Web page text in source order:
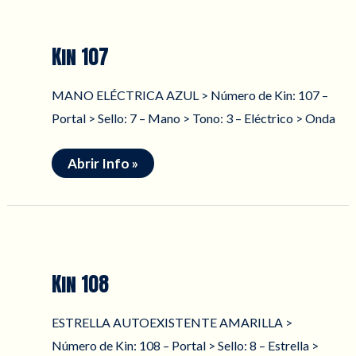
Kin 107
MANO ELÉCTRICA AZUL > Número de Kin: 107 –
Portal > Sello: 7 – Mano > Tono: 3 – Eléctrico > Onda
Kin
107
Abrir Info »
Kin 108
ESTRELLA AUTOEXISTENTE AMARILLA >
Número de Kin: 108 – Portal > Sello: 8 – Estrella >